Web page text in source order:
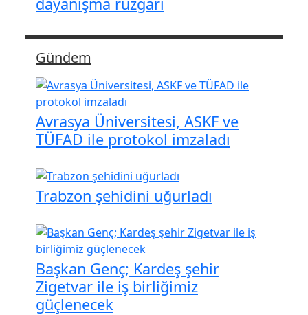
Gündem
Avrasya Üniversitesi, ASKF ve
TÜFAD ile protokol imzaladı
Trabzon şehidini uğurladı
Başkan Genç; Kardeş şehir
Zigetvar ile iş birliğimiz
güçlenecek